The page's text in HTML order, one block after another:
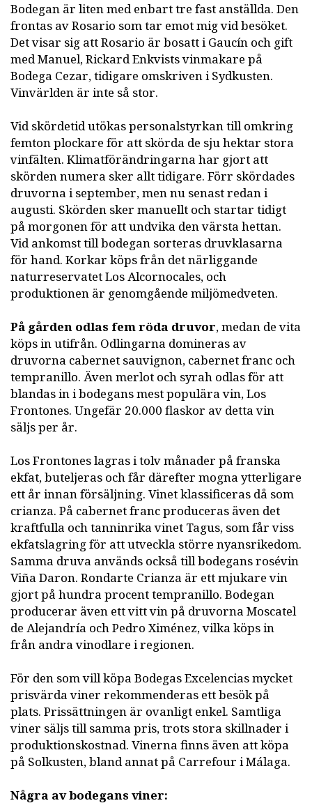
Bodegan är liten med enbart tre fast anställda. Den
frontas av Rosario som tar emot mig vid besöket.
Det visar sig att Rosario är bosatt i Gaucín och gift
med Manuel, Rickard Enkvists vinmakare på
Bodega Cezar, tidigare omskriven i Sydkusten.
Vinvärlden är inte så stor.
Vid skördetid utökas personalstyrkan till omkring
femton plockare för att skörda de sju hektar stora
vinfälten. Klimatförändringarna har gjort att
skörden numera sker allt tidigare. Förr skördades
druvorna i september, men nu senast redan i
augusti. Skörden sker manuellt och startar tidigt
på morgonen för att undvika den värsta hettan.
Vid ankomst till bodegan sorteras druvklasarna
för hand. Korkar köps från det närliggande
naturreservatet Los Alcornocales, och
produktionen är genomgående miljömedveten.
På gården odlas fem röda druvor, medan de vita
köps in utifrån. Odlingarna domineras av
druvorna cabernet sauvignon, cabernet franc och
tempranillo. Även merlot och syrah odlas för att
blandas in i bodegans mest populära vin, Los
Frontones. Ungefär 20.000 flaskor av detta vin
säljs per år.
Los Frontones lagras i tolv månader på franska
ekfat, buteljeras och får därefter mogna ytterligare
ett år innan försäljning. Vinet klassificeras då som
crianza. På cabernet franc produceras även det
kraftfulla och tanninrika vinet Tagus, som får viss
ekfatslagring för att utveckla större nyansrikedom.
Samma druva används också till bodegans rosévin
Viña Daron. Rondarte Crianza är ett mjukare vin
gjort på hundra procent tempranillo. Bodegan
producerar även ett vitt vin på druvorna Moscatel
de Alejandría och Pedro Ximénez, vilka köps in
från andra vinodlare i regionen.
För den som vill köpa Bodegas Excelencias mycket
prisvärda viner rekommenderas ett besök på
plats. Prissättningen är ovanligt enkel. Samtliga
viner säljs till samma pris, trots stora skillnader i
produktionskostnad. Vinerna finns även att köpa
på Solkusten, bland annat på Carrefour i Málaga.
Några av bodegans viner: